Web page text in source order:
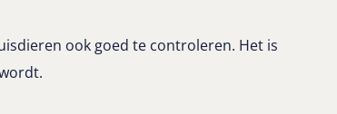
ook goed te controleren. Het is